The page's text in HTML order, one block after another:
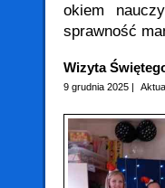
okiem
sprawność
Wizyta
9 grudnia 2025 |